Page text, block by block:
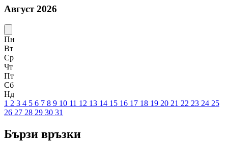
Август 2026
Пн
Вт
Ср
Чт
Пт
Сб
Нд
1 2 3 4 5 6 7 8 9 10 11 12 13 14 15 16 17 18 19 20 21 22 23 24 25
26 27 28 29 30 31
Бързи връзки